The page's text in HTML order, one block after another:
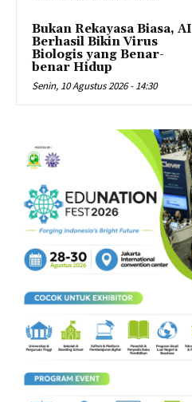
Bukan Rekayasa Biasa, AI
Berhasil Bikin Virus
Biologis yang Benar-
benar Hidup
Senin, 10 Agustus 2026 - 14:30